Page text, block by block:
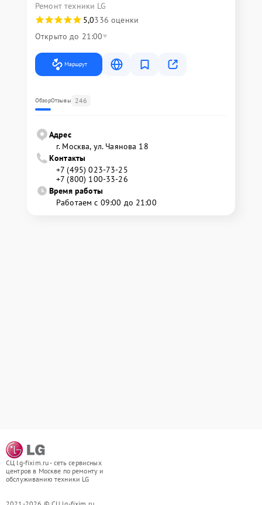
Ремонт техники LG
5,0336 оценки
Открыто до 21:00
Маршрут
ОбзорОтзывы 246
Адрес
г. Москва, ул. Чаянова 18
Контакты
+7 (495) 023-73-25
+7 (800) 100-33-26
Время работы
Работаем с 09:00 до 21:00
СЦ lg-fixim.ru - сеть сервисных
центров в Москве по ремонту и
обслуживанию техники LG